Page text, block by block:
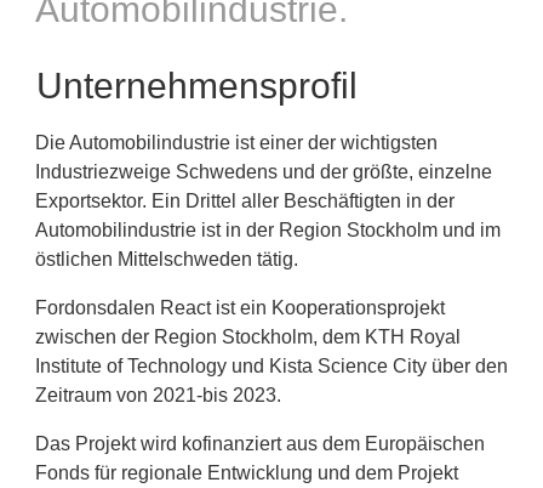
Automobilindustrie.
Unternehmensprofil
Die Automobilindustrie ist einer der wichtigsten
Industriezweige Schwedens und der größte, einzelne
Exportsektor. Ein Drittel aller Beschäftigten in der
Automobilindustrie ist in der Region Stockholm und im
östlichen Mittelschweden tätig.
Fordonsdalen React ist ein Kooperationsprojekt
zwischen der Region Stockholm, dem KTH Royal
Institute of Technology und Kista Science City über den
Zeitraum von 2021-bis 2023.
Das Projekt wird kofinanziert aus dem Europäischen
Fonds für regionale Entwicklung und dem Projekt